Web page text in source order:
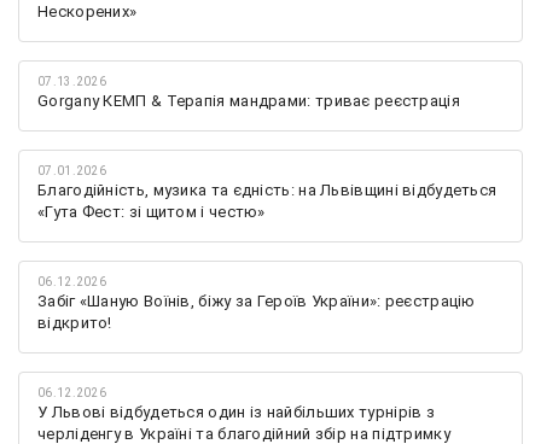
Нескорених»
07.13.2026
Gorgany КЕМП & Терапія мандрами: триває реєстрація
07.01.2026
Благодійність, музика та єдність: на Львівщині відбудеться
«Гута Фест: зі щитом і честю»
06.12.2026
Забіг «Шаную Воїнів, біжу за Героїв України»: реєстрацію
відкрито!
06.12.2026
У Львові відбудеться один із найбільших турнірів з
черліденгу в Україні та благодійний збір на підтримку